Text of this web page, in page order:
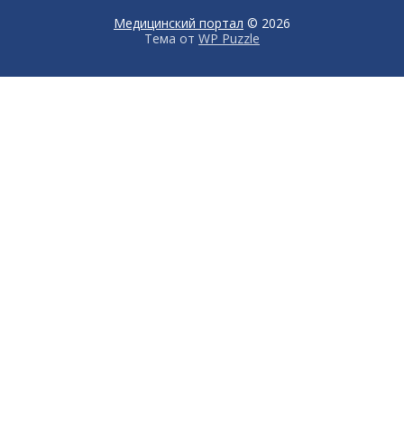
Медицинский портал © 2026
Тема от WP Puzzle